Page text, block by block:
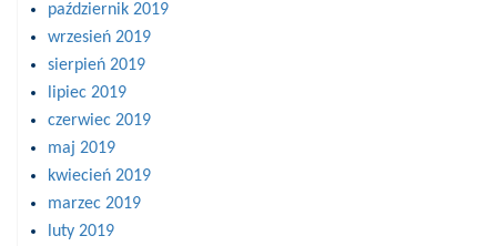
październik 2019
wrzesień 2019
sierpień 2019
lipiec 2019
czerwiec 2019
maj 2019
kwiecień 2019
marzec 2019
luty 2019